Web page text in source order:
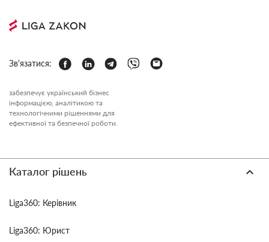
Зв'язатися:
забезпечує український бізнес
інформацією, аналітикою та
технологічними рішеннями для
ефективної та безпечної роботи.
Каталог рішень
Liga360: Керівник
Liga360: Юрист